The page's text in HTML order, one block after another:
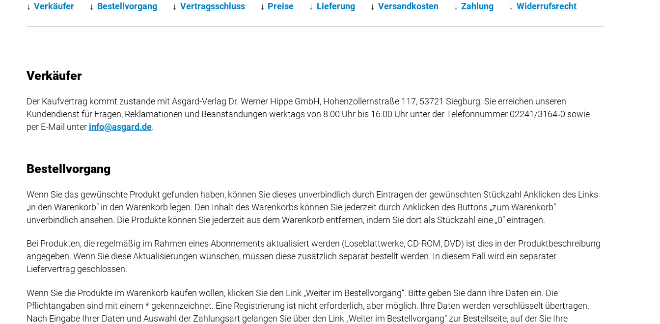
↓ Verkäufer ↓ Bestellvorgang ↓ Vertragsschluss ↓ Preise ↓ Lieferung ↓ Versandkosten ↓ Zahlung ↓ Widerrufsrecht
Verkäufer
Der Kaufvertrag kommt zustande mit Asgard-Verlag Dr. Werner Hippe GmbH, Hohenzollernstraße 117, 53721 Siegburg. Sie erreichen unseren
Kundendienst für Fragen, Reklamationen und Beanstandungen werktags von 8.00 Uhr bis 16.00 Uhr unter der Telefonnummer 02241/3164‑0 sowie
per E-Mail unter info@asgard.de.
Bestellvorgang
Wenn Sie das gewünschte Produkt gefunden haben, können Sie dieses unverbindlich durch Eintragen der gewünschten Stückzahl Anklicken des Links
„in den Warenkorb“ in den Warenkorb legen. Den Inhalt des Warenkorbs können Sie jederzeit durch Anklicken des Buttons „zum Warenkorb“
unverbindlich ansehen. Die Produkte können Sie jederzeit aus dem Warenkorb entfernen, indem Sie dort als Stückzahl eine „0“ eintragen.
Bei Produkten, die regelmäßig im Rahmen eines Abonnements aktualisiert werden (Loseblattwerke, CD-ROM, DVD) ist dies in der Produktbeschreibung
angegeben. Wenn Sie diese Aktualisierungen wünschen, müssen diese zusätzlich separat bestellt werden. In diesem Fall wird ein separater
Liefervertrag geschlossen.
Wenn Sie die Produkte im Warenkorb kaufen wollen, klicken Sie den Link „Weiter im Bestellvorgang“. Bitte geben Sie dann Ihre Daten ein. Die
Pflichtangaben sind mit einem * gekennzeichnet. Eine Registrierung ist nicht erforderlich, aber möglich. Ihre Daten werden verschlüsselt übertragen.
Nach Eingabe Ihrer Daten und Auswahl der Zahlungsart gelangen Sie über den Link „Weiter im Bestellvorgang“ zur Bestellseite, auf der Sie Ihre